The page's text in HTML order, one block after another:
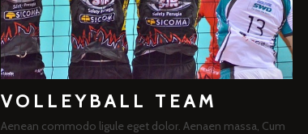
VOLLEYBALL TEAM
Aenean commodo ligule eget dolor. Aenaen massa, Cum